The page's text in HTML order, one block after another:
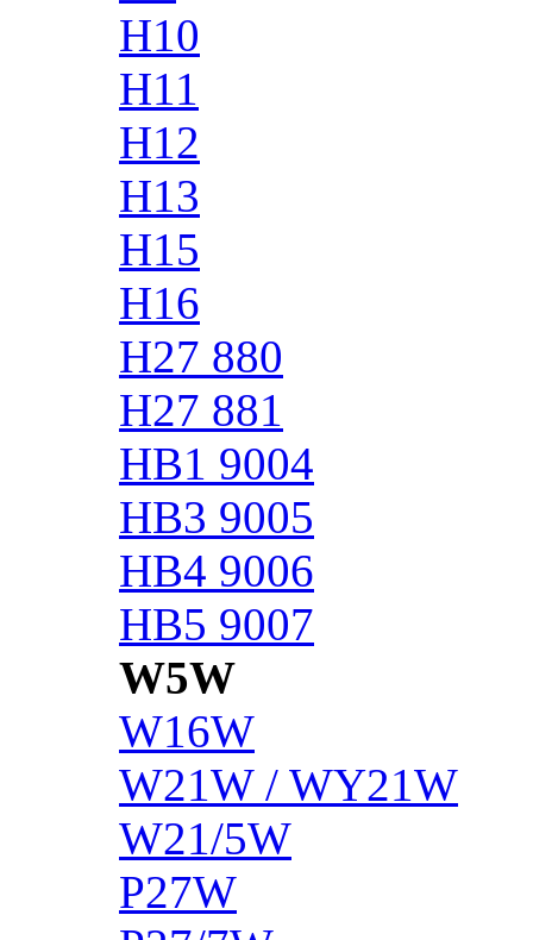
H10
H11
H12
H13
H15
H16
H27 880
H27 881
HB1 9004
HB3 9005
HB4 9006
HB5 9007
W5W
W16W
W21W / WY21W
W21/5W
P27W